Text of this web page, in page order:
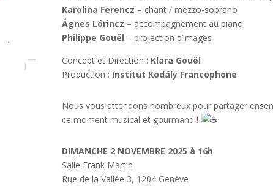
Karolina Ferencz – chant / mezzo-soprano
Ágnes Lórincz – accompagnement au piano
Philippe Gouël – projection d’images
Concept et Direction : Klara Gouël
Production : Institut Kodály Francophone
Nous vous attendons nombreux pour partager
ce moment musical et gourmand !
DIMANCHE 2 NOVEMBRE 2025 à 16h
Salle Frank Martin
Rue de la Vallée 3, 1204 Genève